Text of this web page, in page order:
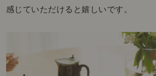
感じていただけると嬉しいです。